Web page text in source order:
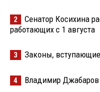
2
Сенатор Косихина
работающих с 1 августа
3 Законы, вступающие
4 Владимир